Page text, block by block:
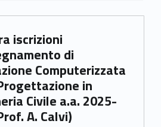
d
o
n
l di
vi
di
iscrizioni
di
Computerizzata
in
Civile a.a. 2025-
A. Calvi)